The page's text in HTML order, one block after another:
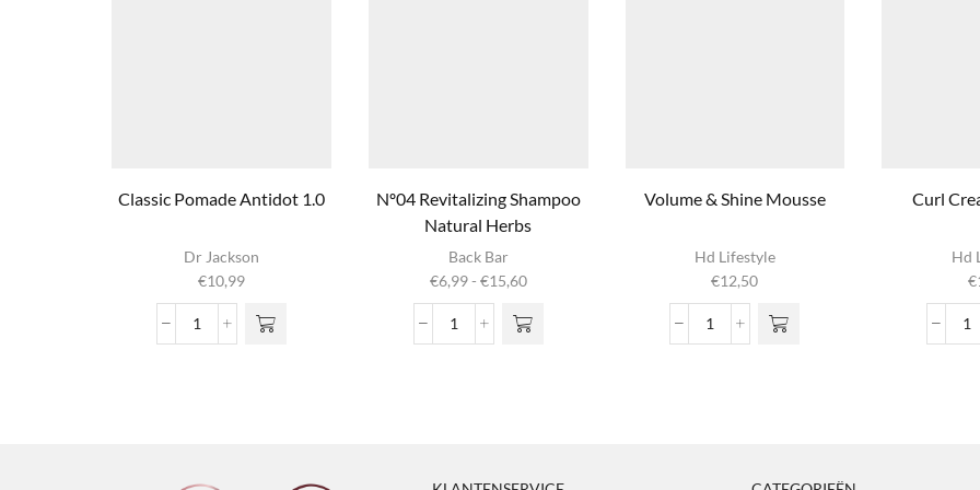
Classic Pomade Antidot 1.0
Dr Jackson
€10,99
Classic
Nº04 Revitalizing Shampoo
Natural Herbs
Back Bar
€6,99- €15,60Prijsklasse:
tot
Nº04
heeft
meerdere
optie kan
Volume & Shine Mousse
Hd Lifestyle
€12,50
Volume
Curl
Hd
€